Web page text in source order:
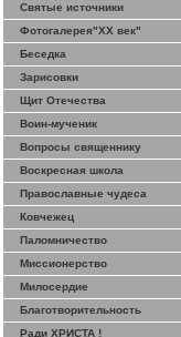
Святые источники
Фотогалерея"ХХ век"
Беседка
Зарисовки
Щит Отечества
Воин-мученик
Вопросы священнику
Воскресная школа
Православные чудеса
Ковчежец
Паломничество
Миссионерство
Милосердие
Благотворительность
Ради ХРИСТА !